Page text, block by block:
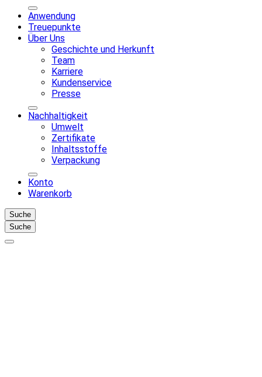
Anwendung
Treuepunkte
Über Uns
Geschichte und Herkunft
Team
Karriere
Kundenservice
Presse
Nachhaltigkeit
Umwelt
Zertifikate
Inhaltsstoffe
Verpackung
Konto
Warenkorb
Suche
Suche